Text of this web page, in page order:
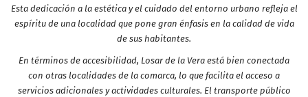
Esta dedicación a la estética y el cuidado del entorno urbano refleja el
espíritu de una localidad que pone gran énfasis en la calidad de vida
de sus habitantes.
En términos de accesibilidad, Losar de la Vera está bien conectada
con otras localidades de la comarca, lo que facilita el acceso a
servicios adicionales y actividades culturales. El transporte público